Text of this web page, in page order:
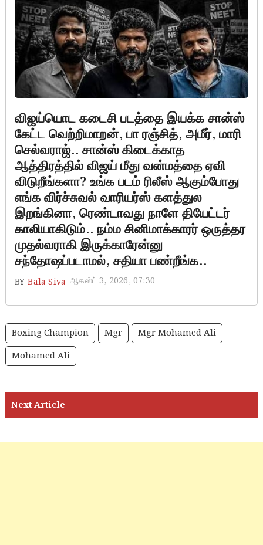
விஜய்யொட கடைசி படத்தை இயக்க சான்ஸ்
கேட்ட வெற்றிமாறன், பா ரஞ்சித், அமீர், மாரி
செல்வராஜ்.. சான்ஸ் கிடைக்காத
ஆத்திரத்தில் விஜய் மீது வன்மத்தை ஏவி
விடுறீங்களா? உங்க படம் ரிலீஸ் ஆகும்போது
எங்க விர்ச்சுவல் வாரியர்ஸ் களத்துல
இறங்கினா, ரெண்டாவது நாளே தியேட்டர்
காலியாகிடும்.. நம்ம சினிமாக்காரர் ஒருத்தர
முதல்வராகி இருக்காரேன்னு
சந்தோஷப்படாமல், சதியா பண்றீங்க..
BY Bala Siva ஆகஸ்ட் 3, 2026, 07:30
Boxing Champion Mgr
Mgr Mohamed Ali
Mohamed Ali